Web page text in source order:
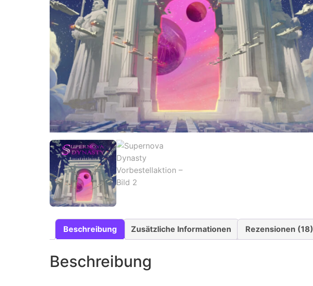
Beschreibung Zusätzliche Informationen Rezensionen (18)
Beschreibung